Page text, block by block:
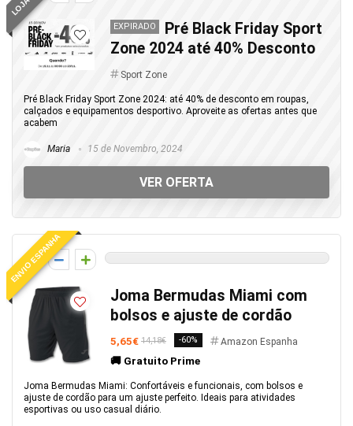
EXPIRADO
Pré Black Friday Sport
Zone 2024 até 40% Desconto
Sport Zone
Pré Black Friday Sport Zone 2024: até 40% de desconto em roupas,
calçados e equipamentos desportivo. Aproveite as ofertas antes que
acabem
Maria 15 de Novembro, 2024
VER OFERTA
ENVIO ESPANHA
0
Joma Bermudas Miami com
bolsos e ajuste de cordão
5,65€ 14,18€ -60% Amazon Espanha
🚚 Gratuito Prime
Joma Bermudas Miami: Confortáveis e funcionais, com bolsos e
ajuste de cordão para um ajuste perfeito. Ideais para atividades
esportivas ou uso casual diário.